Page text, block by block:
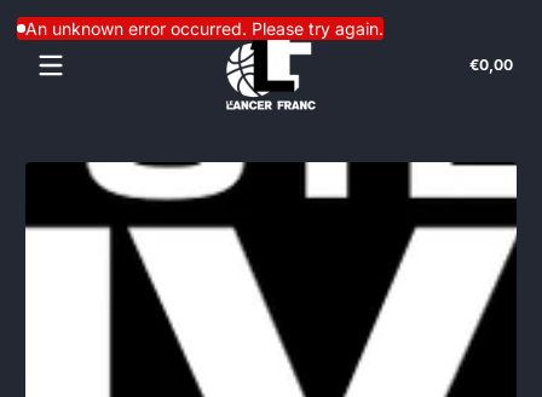
Skip to content
€0,00
An unknown error occurred. Please try again.